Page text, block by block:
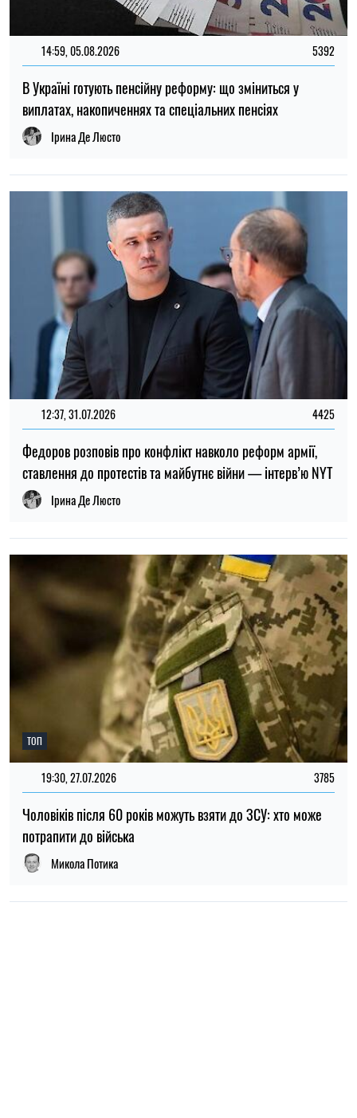
"Ізраїльський Стоунхендж" виявився не єдиним -
знайдено десятки подібних споруд
13:15, 17.03.2026 54
У нього є те, що мені потрібно, і в мене є те, що йому
потрібно - Зеленський про переговори з Нетаньягу
Альбіна Трубенкова
ПОПУЛЯРНІ НОВИНИ